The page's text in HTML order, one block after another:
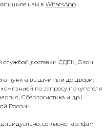
нам в WhatsApp
службой доставки СДЕК, Озон
пункта выдачи или до двери.
по запросу покупателя
Сберлогистика и др.).
России.
согласно тарифам